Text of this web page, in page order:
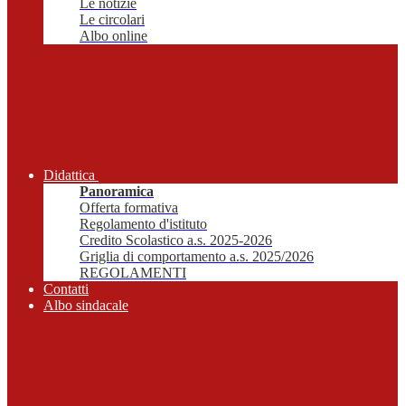
Le notizie
Le circolari
Albo online
Didattica
Panoramica
Offerta formativa
Regolamento d'istituto
Credito Scolastico a.s. 2025-2026
Griglia di comportamento a.s. 2025/2026
REGOLAMENTI
Contatti
Albo sindacale